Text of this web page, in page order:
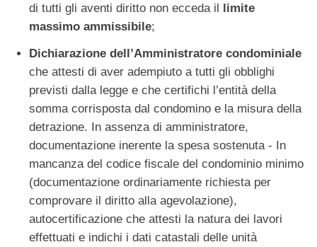
di tutti gli aventi diritto non ecceda il limite
massimo ammissibile;
Dichiarazione dell’Amministratore condominiale
che attesti di aver adempiuto a tutti gli obblighi
previsti dalla legge e che certifichi l’entità della
somma corrisposta dal condomino e la misura della
detrazione. In assenza di amministratore,
documentazione inerente la spesa sostenuta - In
mancanza del codice fiscale del condominio minimo
(documentazione ordinariamente richiesta per
comprovare il diritto alla agevolazione),
autocertificazione che attesti la natura dei lavori
effettuati e indichi i dati catastali delle unità